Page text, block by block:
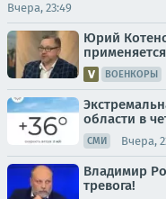
Вчера, 23:49
Юрий
ВОЕНКОРЫ
области в
СМИ Вчера,
Владимир
тревога!